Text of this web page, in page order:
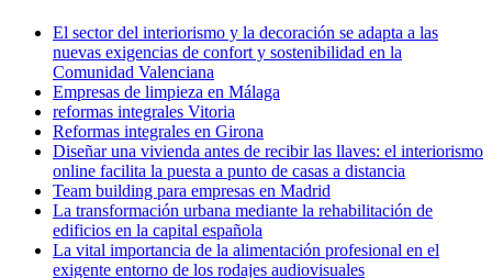
El sector del interiorismo y la decoración se adapta a las
nuevas exigencias de confort y sostenibilidad en la
Comunidad Valenciana
Empresas de limpieza en Málaga
reformas integrales Vitoria
Reformas integrales en Girona
Diseñar una vivienda antes de recibir las llaves: el interiorismo
online facilita la puesta a punto de casas a distancia
Team building para empresas en Madrid
La transformación urbana mediante la rehabilitación de
edificios en la capital española
La vital importancia de la alimentación profesional en el
exigente entorno de los rodajes audiovisuales